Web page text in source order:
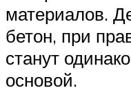
материалов.
бетон, при
станут
основой.